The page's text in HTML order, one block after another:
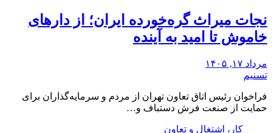
نجات میراث گره‌خورده ایران؛ از دارهای
خاموش تا امید به آینده
مرداد ۱۷, ۱۴۰۵
تسنیم
فراخوان رئیس اتاق تعاون تهران از مردم و سرمایه‌گذاران برای
حمایت از صنعت فرش دستباف و…
کار، اشتغال و تعاون